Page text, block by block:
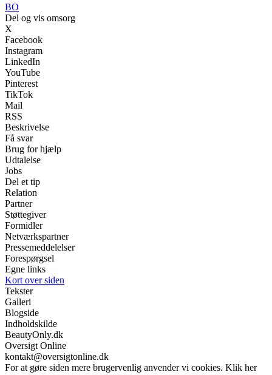
BO
Del og vis omsorg
X
Facebook
Instagram
LinkedIn
YouTube
Pinterest
TikTok
Mail
RSS
Beskrivelse
Få svar
Brug for hjælp
Udtalelse
Jobs
Del et tip
Relation
Partner
Støttegiver
Formidler
Netværkspartner
Pressemeddelelser
Forespørgsel
Egne links
Kort over siden
Tekster
Galleri
Blogside
Indholdskilde
BeautyOnly.dk
Oversigt Online
kontakt@oversigtonline.dk
For at gøre siden mere brugervenlig anvender vi cookies. Klik her